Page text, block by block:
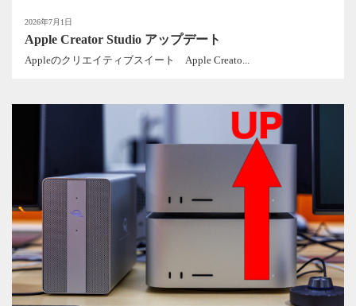
2026年7月1日
Apple Creator Studio アップデート
Appleのクリエイティブスイート Apple Creato...